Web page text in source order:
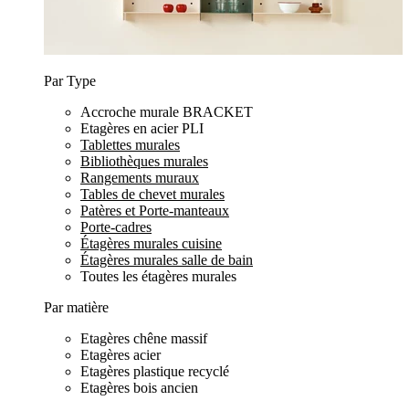
Par Type
Accroche murale BRACKET
Etagères en acier PLI
Tablettes murales
Bibliothèques murales
Rangements muraux
Tables de chevet murales
Patères et Porte-manteaux
Porte-cadres
Étagères murales cuisine
Étagères murales salle de bain
Toutes les étagères murales
Par matière
Etagères chêne massif
Etagères acier
Etagères plastique recyclé
Etagères bois ancien